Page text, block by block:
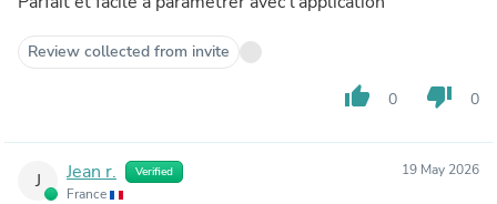
Review collected from invite
thumb_up 0 thumb_down 0
J Jean r. Verified
France
19 May 2026